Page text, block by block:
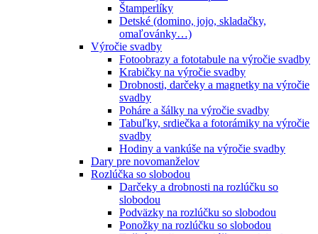
Štamperlíky
Detské (domino, jojo, skladačky,
omaľovánky…)
Výročie svadby
Fotoobrazy a fototabule na výročie svadby
Krabičky na výročie svadby
Drobnosti, darčeky a magnetky na výročie
svadby
Poháre a šálky na výročie svadby
Tabuľky, srdiečka a fotorámiky na výročie
svadby
Hodiny a vankúše na výročie svadby
Dary pre novomanželov
Rozlúčka so slobodou
Darčeky a drobnosti na rozlúčku so
slobodou
Podväzky na rozlúčku so slobodou
Ponožky na rozlúčku so slobodou